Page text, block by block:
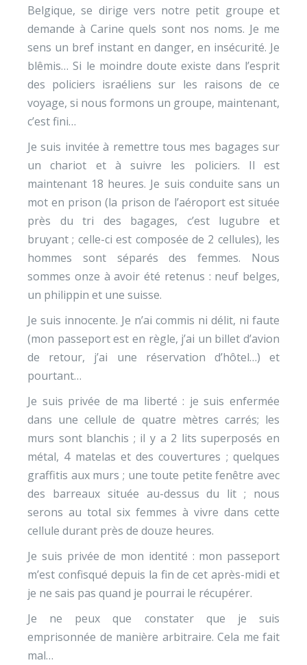
Belgique, se dirige vers notre petit groupe et
demande à Carine quels sont nos noms. Je me
sens un bref instant en danger, en insécurité. Je
blêmis… Si le moindre doute existe dans l’esprit
des policiers israéliens sur les raisons de ce
voyage, si nous formons un groupe, maintenant,
c’est fini…
Je suis invitée à remettre tous mes bagages sur
un chariot et à suivre les policiers. Il est
maintenant 18 heures. Je suis conduite sans un
mot en prison (la prison de l’aéroport est située
près du tri des bagages, c’est lugubre et
bruyant ; celle-ci est composée de 2 cellules), les
hommes sont séparés des femmes. Nous
sommes onze à avoir été retenus : neuf belges,
un philippin et une suisse.
Je suis innocente. Je n’ai commis ni délit, ni faute
(mon passeport est en règle, j’ai un billet d’avion
de retour, j’ai une réservation d’hôtel…) et
pourtant…
Je suis privée de ma liberté : je suis enfermée
dans une cellule de quatre mètres carrés; les
murs sont blanchis ; il y a 2 lits superposés en
métal, 4 matelas et des couvertures ; quelques
graffitis aux murs ; une toute petite fenêtre avec
des barreaux située au-dessus du lit ; nous
serons au total six femmes à vivre dans cette
cellule durant près de douze heures.
Je suis privée de mon identité : mon passeport
m’est confisqué depuis la fin de cet après-midi et
je ne sais pas quand je pourrai le récupérer.
Je ne peux que constater que je suis
emprisonnée de manière arbitraire. Cela me fait
mal…